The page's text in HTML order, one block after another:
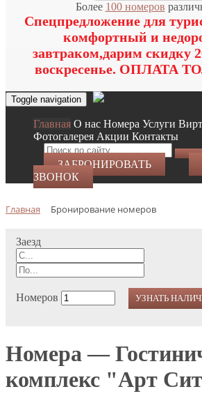
Более 100 номеров
Спецпредложение для
комфортный и
завтраком,дарим скидку
воскресенье. ОПЛАТА
Toggle navigation
Главная O нас Номера Услуги
Фотогалерея Акции Контакты
ЗАБРОНИРОВАТЬ
ЗВОНОК
Главная Бронирование номеров
Заезд
Номеров УЗНАТЬ
Номера —
комплекс "Арт